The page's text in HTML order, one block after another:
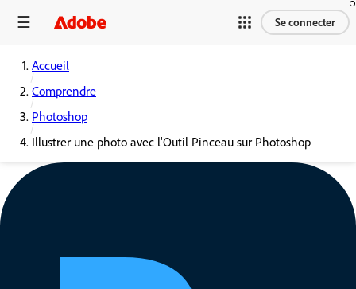
Se connecter
Accueil
Comprendre
Photoshop
Illustrer une photo avec l'Outil Pinceau sur Photoshop